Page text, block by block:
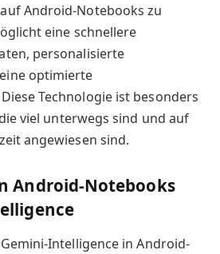
Android-Notebooks zu
eine schnellere
personalisierte
optimierte
Technologie ist besonders
viel unterwegs sind und auf
angewiesen sind.
Android-Notebooks
Intelligence in Android-